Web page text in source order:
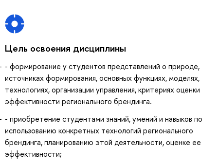
Цель освоения дисциплины
- формирование у студентов представлений о природе,
источниках формирования, основных функциях, моделях,
технологиях, организации управления, критериях оценки
эффективности регионального брендинга.
- приобретение студентами знаний, умений и навыков по
использованию конкретных технологий регионального
брендинга, планированию этой деятельности, оценке ее
эффективности;